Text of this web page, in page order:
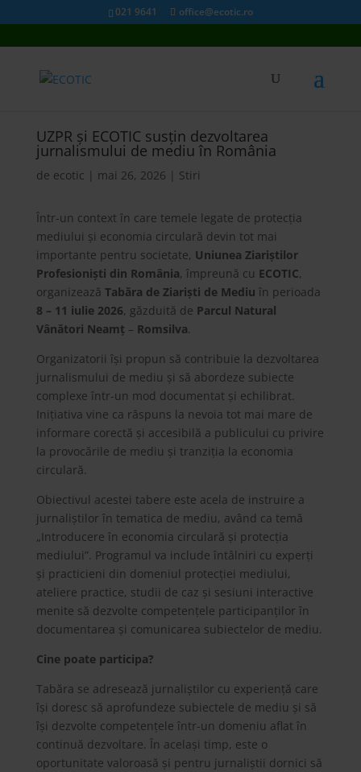
021 9641 office@ecotic.ro
UZPR și ECOTIC susțin dezvoltarea
jurnalismului de mediu în România
de ecotic | mai 26, 2026 | Stiri
Într-un context în care temele legate de protecția
mediului și economia circulară devin tot mai
importante pentru societate, Uniunea Ziariștilor
Profesioniști din România, împreună cu ECOTIC,
organizează Tabăra de Ziariști de Mediu în perioada
8 – 11 iulie 2026, găzduită de Parcul Natural
Vânători Neamț – Romsilva.
Organizatorii își propun să contribuie la dezvoltarea
jurnalismului de mediu și să abordeze subiecte
complexe într-un mod documentat și echilibrat.
Inițiativa vine ca răspuns la nevoia tot mai mare de
informare corectă și accesibilă a publicului cu privire
la provocările de mediu și tranziția la economia
circulară.
Obiectivul acestei tabere este acela de instruire a
jurnaliștilor în tematica de mediu, având ca temă
„Introducere în economia circulară și protecția
mediului”. Programul va include întâlniri cu experți
și practicieni din domeniul protecției mediului,
ateliere practice, studii de caz și sesiuni interactive
menite să dezvolte competențele participanților în
documentarea și comunicarea subiectelor de mediu.
Cine poate participa?
Tabăra se adresează jurnaliștilor cu experiență care
își doresc să aprofundeze subiectele de mediu și să
își dezvolte competențele într-un domeniu aflat în
continuă dezvoltare. În același timp, este o
oportunitate valoroasă și pentru jurnaliștii dornici să